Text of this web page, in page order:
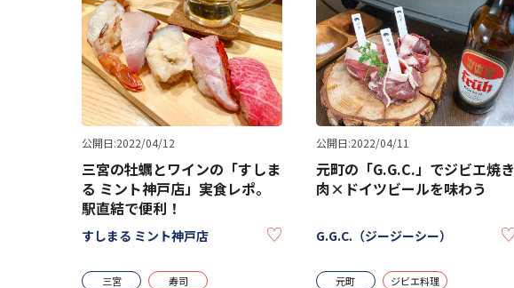
公開日:2022/04/12
三宮の牡蠣とワインの「すしま
る ミント神戸店」実食レポ。
駅直結で便利！
すしまる ミント神戸店
三宮 寿司
公開日:2022/04/11
元町の「G.G.C.」でジビエ焼き
肉×ドイツビールを味わう
G.G.C.（ジージーシー）
元町 ジビエ料理